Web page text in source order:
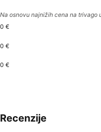
Na osnovu najnižih cena na trivago
0 €
0 €
0 €
Recenzije